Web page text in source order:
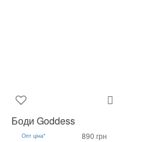
Боди Goddess
Опт ціна* 890 грн